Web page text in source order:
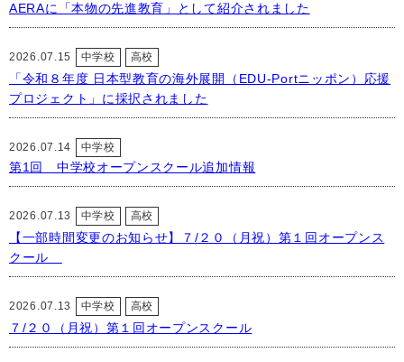
AERAに「本物の先進教育」として紹介されました
2026.07.15 中学校 高校
「令和８年度 日本型教育の海外展開（EDU-Portニッポン）応援
プロジェクト」に採択されました
2026.07.14 中学校
第1回 中学校オープンスクール追加情報
2026.07.13 中学校 高校
【一部時間変更のお知らせ】７/２０（月祝）第１回オープンス
クール
2026.07.13 中学校 高校
７/２０（月祝）第１回オープンスクール